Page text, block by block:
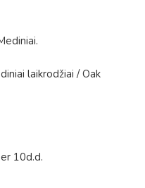
.
laikrodžiai /Oak
10d.d.